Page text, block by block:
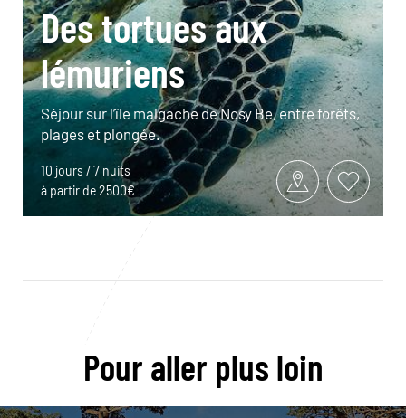
Des tortues aux
lémuriens
Séjour sur l’île malgache de Nosy Be, entre forêts,
plages et plongée.
10 jours / 7 nuits
à partir de 2500€
Pour aller plus loin